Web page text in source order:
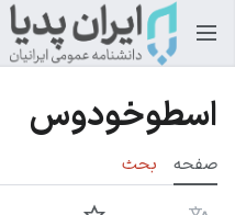
اسطوخودوس
صفحه بحث